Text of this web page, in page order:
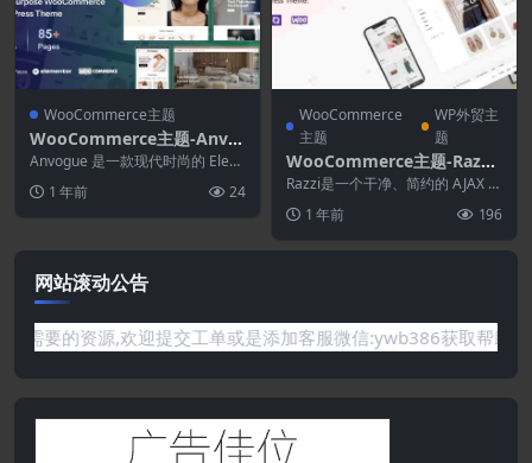
WooCommerce主题
WooCommerce主题-Anvo
gue 2.0.2–多用途 WooCom
merce WordPress主题
Anvogue 是一款现代时尚的 Elem
entor WordPress Woo...
1 年前 24
WooCommerce
主题
WP外贸主
题
WooCommerce主题-Razzi
2.2.9-多用途WooCommerc
e WordPress主题
Razzi是一个干净、简约的 AJAX W
ooCommerce WordPres...
1 年前 196
网站滚动公告
你需要的资源,欢迎提交工单或是添加客服微信:ywb386获取帮